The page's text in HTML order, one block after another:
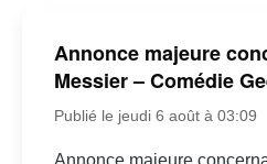
Annonce majeure
Messier – Comédie
Publié le jeudi 6 août à 03:09
Annonce majeure